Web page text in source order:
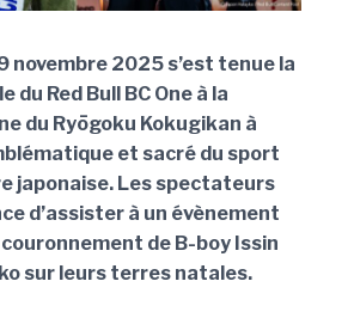
novembre 2025 s’est tenue la
du Red Bull BC One à la
du Ryōgoku Kokugikan à
et sacré du sport
japonaise. Les spectateurs
d’assister à un évènement
de B-boy Issin
sur leurs terres natales.